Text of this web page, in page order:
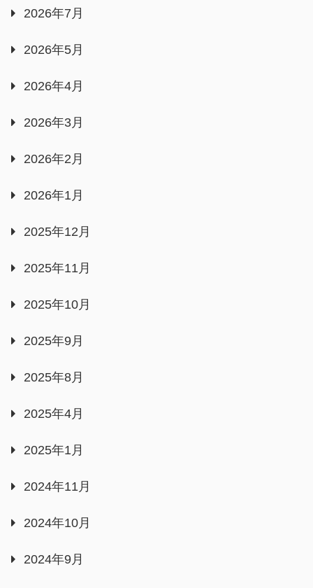
2026年7月
2026年5月
2026年4月
2026年3月
2026年2月
2026年1月
2025年12月
2025年11月
2025年10月
2025年9月
2025年8月
2025年4月
2025年1月
2024年11月
2024年10月
2024年9月